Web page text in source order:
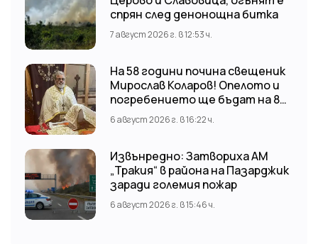
спрян след денонощна битка
7 август 2026 г. в 12:53 ч.
На 58 години почина свещеник
Мирослав Коларов! Опелото и
погребението ще бъдат на 8
август (събота) от 11:00 часа в
храм “Св. Св. Козма и Дамян”, гр.
6 август 2026 г. в 16:22 ч.
Извънредно: Затвориха АМ
„Тракия“ в района на Пазарджик
заради големия пожар
6 август 2026 г. в 15:46 ч.